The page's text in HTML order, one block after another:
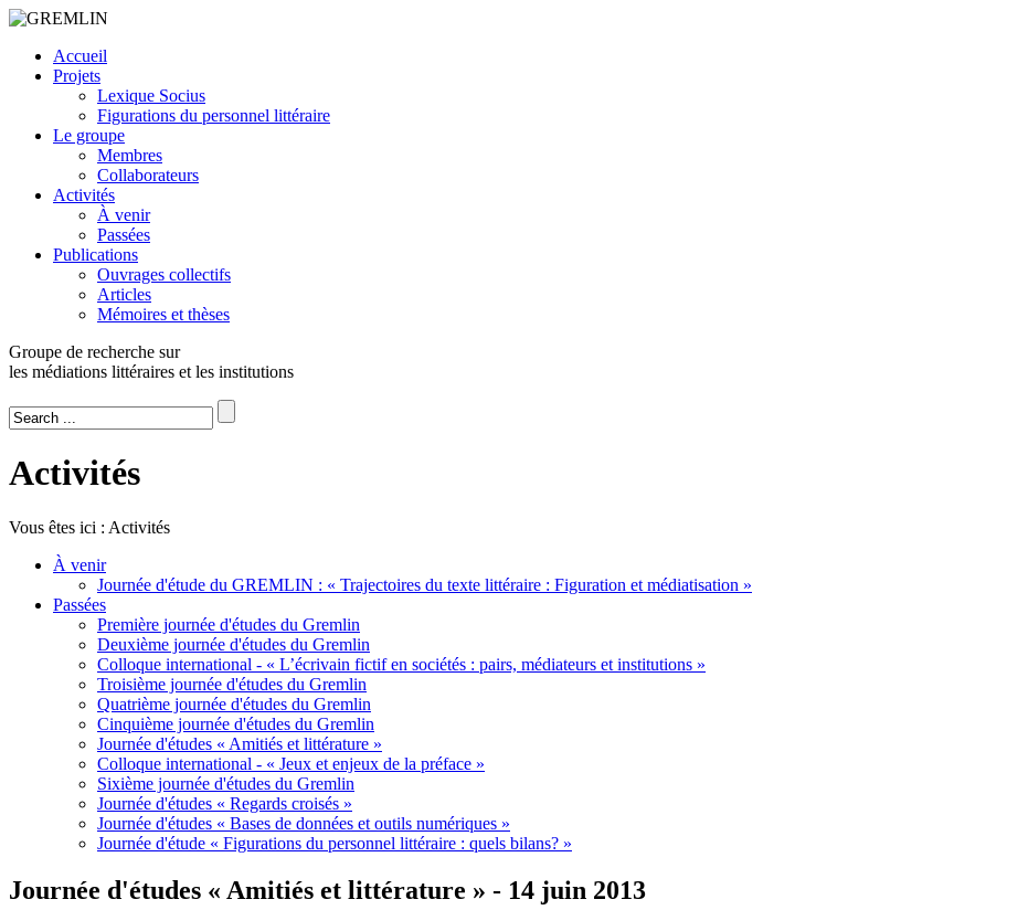
Accueil
Projets
Lexique Socius
Figurations du personnel littéraire
Le groupe
Membres
Collaborateurs
Activités
À venir
Passées
Publications
Ouvrages collectifs
Articles
Mémoires et thèses
Groupe de recherche sur
les médiations littéraires et les institutions
Activités
Vous êtes ici : Activités
À venir
Journée d'étude du GREMLIN : « Trajectoires du texte littéraire : Figuration et médiatisation »
Passées
Première journée d'études du Gremlin
Deuxième journée d'études du Gremlin
Colloque international - « L’écrivain fictif en sociétés : pairs, médiateurs et institutions »
Troisième journée d'études du Gremlin
Quatrième journée d'études du Gremlin
Cinquième journée d'études du Gremlin
Journée d'études « Amitiés et littérature »
Colloque international - « Jeux et enjeux de la préface »
Sixième journée d'études du Gremlin
Journée d'études « Regards croisés »
Journée d'études « Bases de données et outils numériques »
Journée d'étude « Figurations du personnel littéraire : quels bilans? »
Journée d'études « Amitiés et littérature » - 14 juin 2013